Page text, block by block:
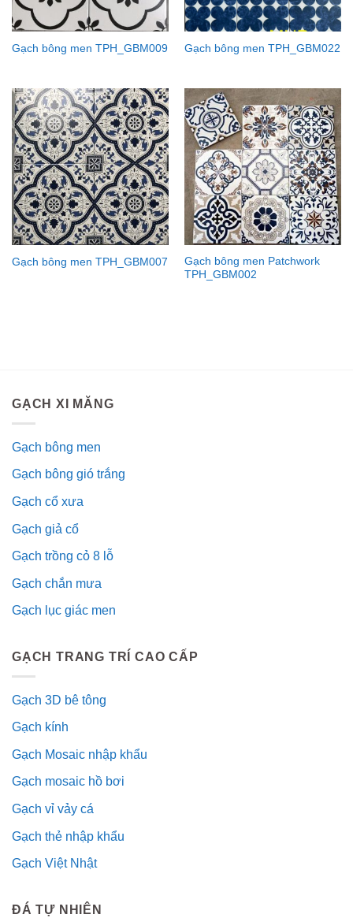
Gạch bông men TPH_GBM009 Gạch bông men TPH_GBM022
Gạch bông men TPH_GBM007
Gạch bông men Patchwork
TPH_GBM002
GẠCH XI MĂNG
Gạch bông men
Gạch bông gió trắng
Gạch cổ xưa
Gạch giả cổ
Gạch trồng cỏ 8 lỗ
Gạch chắn mưa
Gạch lục giác men
GẠCH TRANG TRÍ CAO CẤP
Gạch 3D bê tông
Gạch kính
Gạch Mosaic nhập khẩu
Gạch mosaic hồ bơi
Gạch vỉ vảy cá
Gạch thẻ nhập khẩu
Gạch Việt Nhật
ĐÁ TỰ NHIÊN